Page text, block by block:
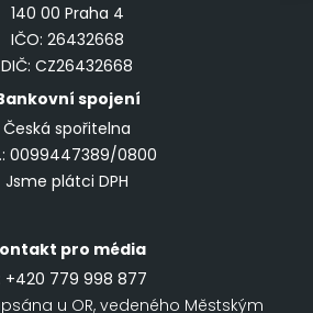
140 00 Praha 4
IČO: 26432668
DIČ: CZ26432668
spojení
Česká spořitelna
0099447389/0800
Jsme plátci DPH
pro média
+420 779 998 877
u OR, vedeného Městským